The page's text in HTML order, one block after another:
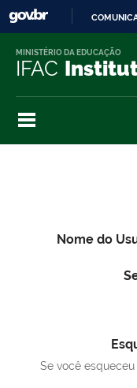
IFAC
MINISTÉRIO DA EDUCAÇÃO
Nome do
Se você esqueceu